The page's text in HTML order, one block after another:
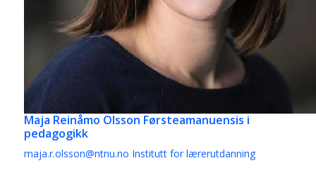
Maja Reinåmo Olsson Førsteamanuensis i
pedagogikk
maja.r.olsson@ntnu.no Institutt for lærerutdanning